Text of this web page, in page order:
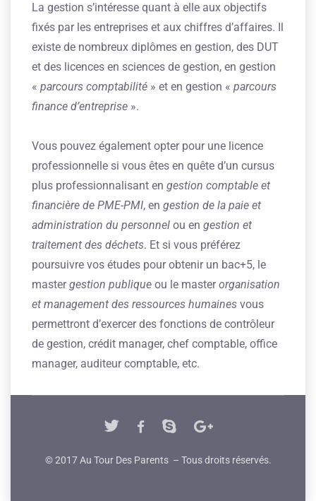
La gestion s’intéresse quant à elle aux objectifs
fixés par les entreprises et aux chiffres d’affaires. Il
existe de nombreux diplômes en gestion, des DUT
et des licences en sciences de gestion, en gestion
« parcours comptabilité » et en gestion « parcours
finance d’entreprise ».
Vous pouvez également opter pour une licence
professionnelle si vous êtes en quête d’un cursus
plus professionnalisant en gestion comptable et
financière de PME-PMI, en gestion de la paie et
administration du personnel ou en gestion et
traitement des déchets. Et si vous préférez
poursuivre vos études pour obtenir un bac+5, le
mastergestion publique ou le masterorganisation
et management des ressources humaines vous
permettront d’exercer des fonctions de contrôleur
de gestion, crédit manager, chef comptable, office
manager, auditeur comptable, etc.
© 2017 Au Tour Des Parents – Tous droits réservés.